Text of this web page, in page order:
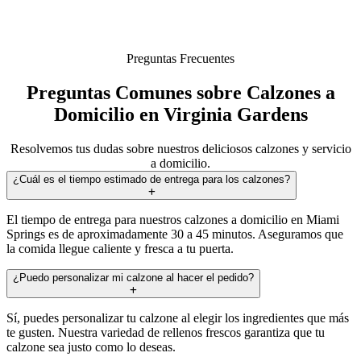
Preguntas Frecuentes
Preguntas Comunes sobre Calzones a
Domicilio en Virginia Gardens
Resolvemos tus dudas sobre nuestros deliciosos calzones y servicio
a domicilio.
¿Cuál es el tiempo estimado de entrega para los calzones?
El tiempo de entrega para nuestros calzones a domicilio en Miami
Springs es de aproximadamente 30 a 45 minutos. Aseguramos que
la comida llegue caliente y fresca a tu puerta.
¿Puedo personalizar mi calzone al hacer el pedido?
Sí, puedes personalizar tu calzone al elegir los ingredientes que más
te gusten. Nuestra variedad de rellenos frescos garantiza que tu
calzone sea justo como lo deseas.